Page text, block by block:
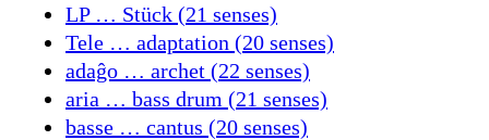
LP … Stück (21 senses)
Tele … adaptation (20 senses)
adaĝo … archet (22 senses)
aria … bass drum (21 senses)
basse … cantus (20 senses)